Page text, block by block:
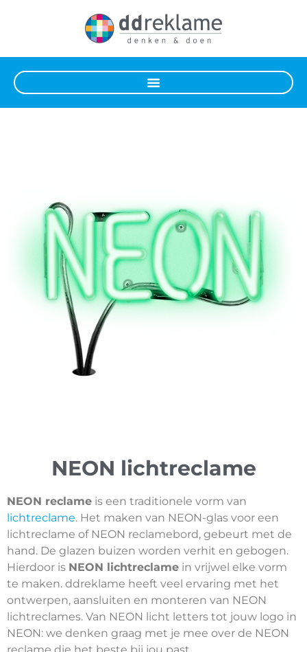
NEON lichtreclame
NEON reclame is een traditionele vorm van
lichtreclame. Het maken van NEON-glas voor een
lichtreclame of NEON reclamebord, gebeurt met de
hand. De glazen buizen worden verhit en gebogen.
Hierdoor is NEON lichtreclame in vrijwel elke vorm
te maken. ddreklame heeft veel ervaring met het
ontwerpen, aansluiten en monteren van NEON
lichtreclames. Van NEON licht letters tot jouw logo in
NEON: we denken graag met je mee over de NEON